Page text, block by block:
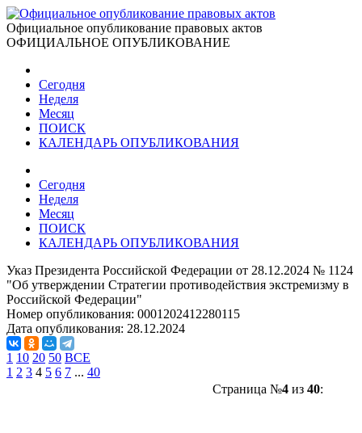
Официальное опубликование правовых актов
ОФИЦИАЛЬНОЕ ОПУБЛИКОВАНИЕ
Сегодня
Неделя
Месяц
ПОИСК
КАЛЕНДАРЬ ОПУБЛИКОВАНИЯ
Сегодня
Неделя
Месяц
ПОИСК
КАЛЕНДАРЬ ОПУБЛИКОВАНИЯ
Указ Президента Российской Федерации от 28.12.2024 № 1124
"Об утверждении Стратегии противодействия экстремизму в
Российской Федерации"
Номер опубликования: 0001202412280115
Дата опубликования: 28.12.2024
1 10 20 50 ВСЕ
1 2 3 4 5 6 7 ... 40
Страница №4из 40: